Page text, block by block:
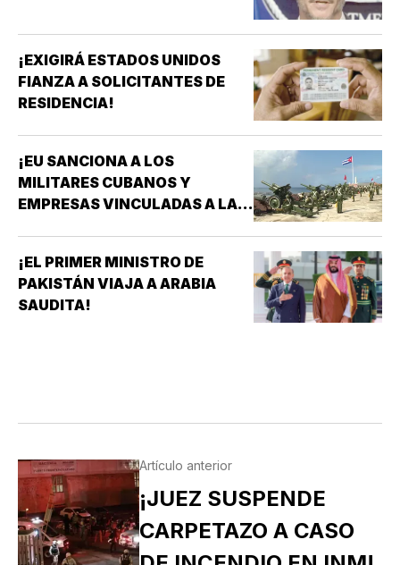
¡EXIGIRÁ ESTADOS UNIDOS
FIANZA A SOLICITANTES DE
RESIDENCIA!
¡EU SANCIONA A LOS
MILITARES CUBANOS Y
EMPRESAS VINCULADAS A LA
¡EL PRIMER MINISTRO DE
PAKISTÁN VIAJA A ARABIA
SAUDITA!
Artículo anterior
¡JUEZ SUSPENDE
CARPETAZO A CASO